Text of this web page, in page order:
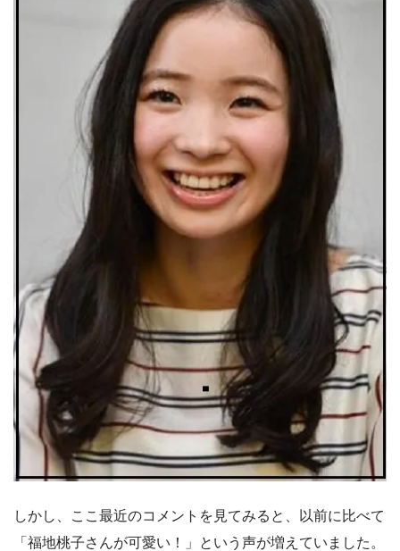
しかし、ここ最近のコメントを見てみると、以前に比べて
「福地桃子さんが可愛い！」という声が増えていました。